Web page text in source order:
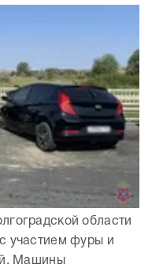
области
участием фуры и
Машины